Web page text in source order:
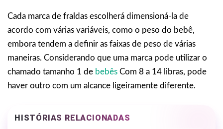
Cada marca de fraldas escolherá dimensioná-la de
acordo com várias variáveis, como o peso do bebê,
embora tendem a definir as faixas de peso de várias
maneiras. Considerando que uma marca pode utilizar o
chamado tamanho 1 de bebês Com 8 a 14 libras, pode
haver outro com um alcance ligeiramente diferente.
HISTÓRIAS RELACIONADAS